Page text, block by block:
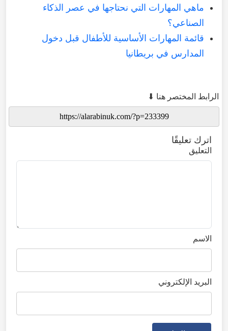
ماهي المهارات التي نحتاجها في عصر الذكاء
الصناعي؟
قائمة المهارات الأساسية للأطفال قبل دخول
المدارس في بريطانيا
الرابط المختصر هنا ⬇
اترك تعليقًا
التعليق
الاسم
البريد الإلكتروني